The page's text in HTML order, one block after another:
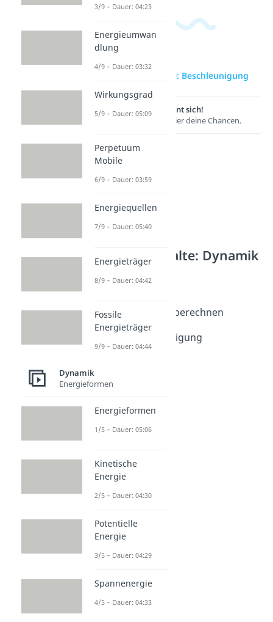
zur Videoseite: Beschleunigung
Lernen lohnt sich!
Entdecke hier deine Chancen.
Weitere Inhalte: Dynamik
Beschleunigung
Beschleunigung berechnen
Dauer: 04:22
Winkelbeschleunigung
Dauer: 04:59
3/9 – Dauer: 04:23
Energieumwan
dlung
4/9 – Dauer: 03:32
Wirkungsgrad
5/9 – Dauer: 05:09
Perpetuum
Mobile
6/9 – Dauer: 03:59
Energiequellen
7/9 – Dauer: 05:40
Energieträger
8/9 – Dauer: 04:42
Fossile
Energieträger
9/9 – Dauer: 04:44
Dynamik
Energieformen
Energieformen
1/5 – Dauer: 05:06
Kinetische
Energie
2/5 – Dauer: 04:30
Potentielle
Energie
3/5 – Dauer: 04:29
Spannenergie
4/5 – Dauer: 04:33